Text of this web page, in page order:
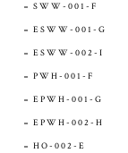
SWW-001-F
ESWW-001-G
ESWW-002-I
PWH-001-F
EPWH-001-G
EPWH-002-H
HO-002-E